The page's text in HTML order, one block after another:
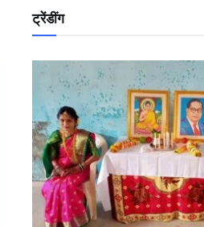
ट्रेंडींग